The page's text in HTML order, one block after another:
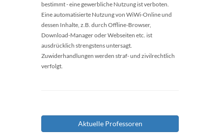
bestimmt - eine gewerbliche Nutzung ist verboten.
Eine automatisierte Nutzung von WiWi-Online und
dessen Inhalte, z.B. durch Offline-Browser,
Download-Manager oder Webseiten etc. ist
ausdrücklich strengstens untersagt.
Zuwiderhandlungen werden straf- und zivilrechtlich
verfolgt.
Aktuelle Professoren